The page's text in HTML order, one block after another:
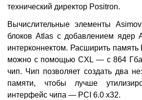
технический директор Positron.
Вычислительные элементы
блоков Atlas с добавлением ядер
интерконнектом. Расширить
можно с помощью CXL — с 864
чип. Чип позволяет создать два
памяти, чтобы лучше
интерфейс чипа — PCI 6.0 x32.